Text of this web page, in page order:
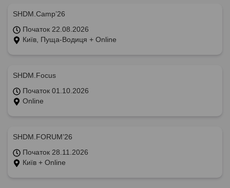
SHDM.Camp’26
Початок 22.08.2026
Київ, Пуща-Водиця + Online
SHDM.Focus
Початок 01.10.2026
Online
SHDM.FORUM’26
Початок 28.11.2026
Київ + Online